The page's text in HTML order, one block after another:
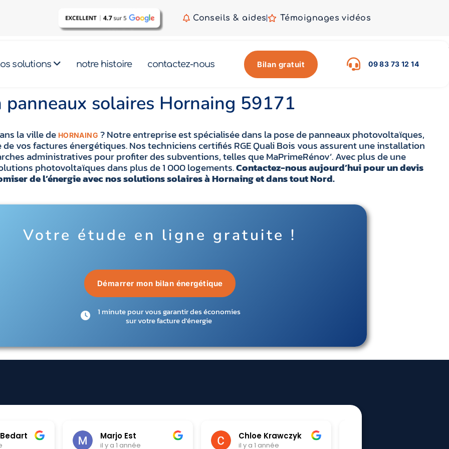
Conseils & aides Témoignages vidéos
solutions notre histoire contactez-nous Bilan gratuit 09 83 73 12 14
solaires Hornaing 59171
la ville de HORNAING ? Notre entreprise est spécialisée dans la pose de panneaux photovoltaïques,
vos factures énergétiques. Nos techniciens certifiés RGE Quali Bois vous assurent une installation
administratives pour profiter des subventions, telles que MaPrimeRénov’. Avec plus de une
photovoltaïques dans plus de 1 000 logements.Contactez-nous aujourd’hui pour un devis
de l’énergie avec nos solutions solaires à Hornaing et dans tout Nord.
Votre étude en ligne gratuite !
Démarrer mon bilan énergétique
1 minute pour vous garantir des économies
sur votre facture d'énergie
Chloe Krawczyk
il y a 1 année
hoshigami houziaux
il y a 1 année